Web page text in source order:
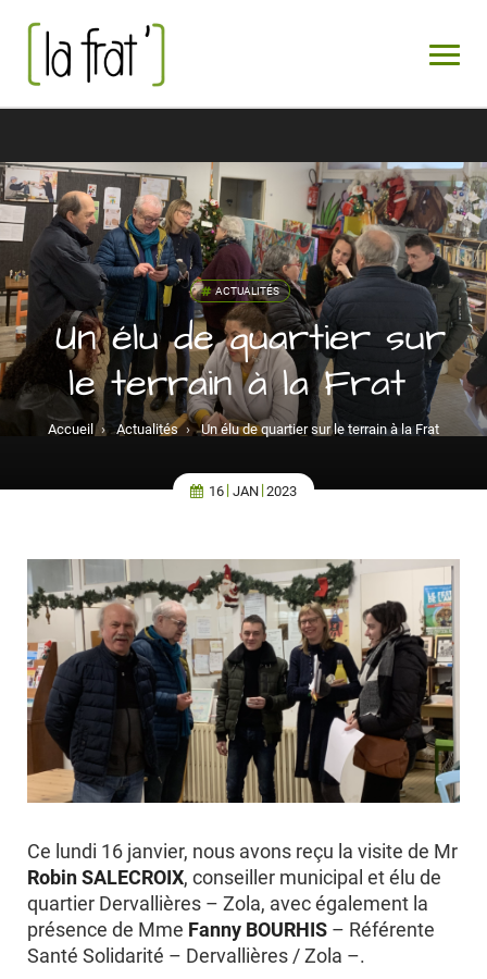
ACTUALITÉS
Un élu de quartier sur
le terrain à la Frat
Accueil › Actualités › Un élu de quartier sur le terrain à la Frat
16 JAN 2023
Ce lundi 16 janvier, nous avons reçu la visite de Mr
Robin SALECROIX, conseiller municipal et élu de
quartier Dervallières – Zola, avec également la
présence de Mme Fanny BOURHIS – Référente
Santé Solidarité – Dervallières / Zola –.